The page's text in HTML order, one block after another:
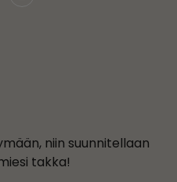
niin suunnitellaan
takka!